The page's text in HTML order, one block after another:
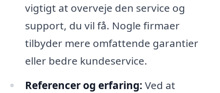
vigtigt at overveje den service og
support, du vil få. Nogle firmaer
tilbyder mere omfattende garantier
eller bedre kundeservice.
Referencer og erfaring: Ved at